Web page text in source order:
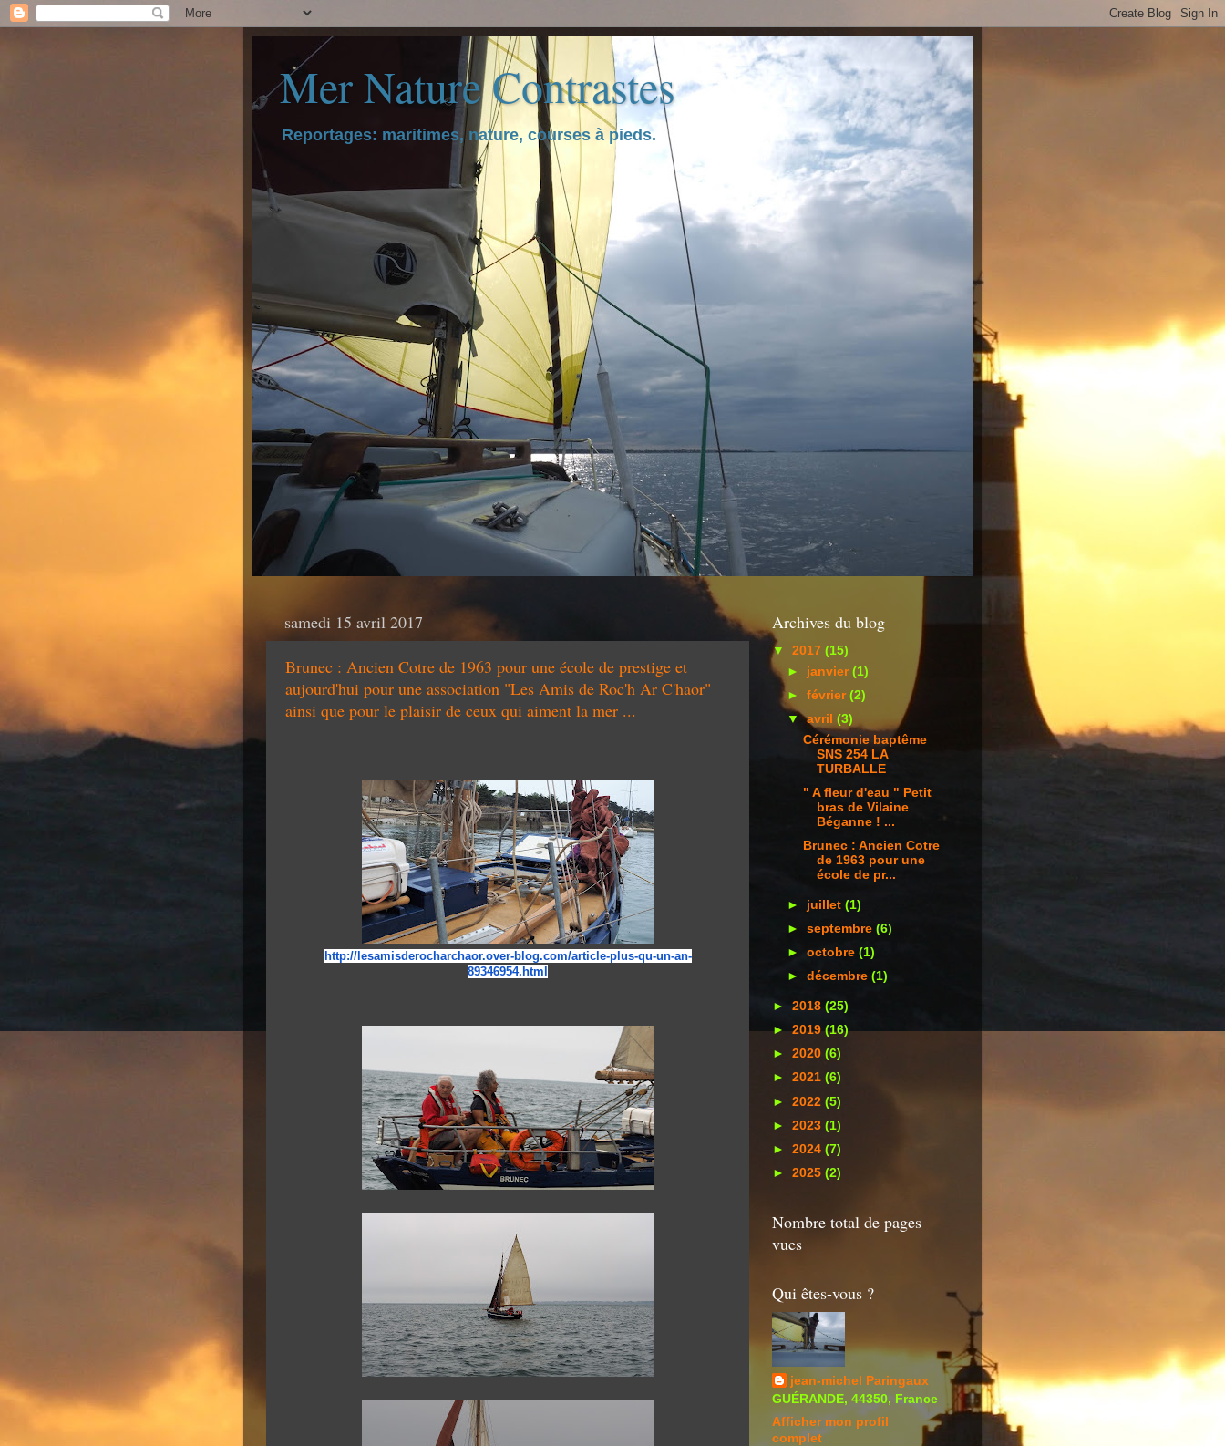
Mer Nature Contrastes
Reportages: maritimes, nature, courses à pieds.
samedi 15 avril 2017
Brunec : Ancien Cotre de 1963 pour une école de prestige et
aujourd'hui pour une association "Les Amis de Roc'h Ar C'haor"
ainsi que pour le plaisir de ceux qui aiment la mer ...
http://lesamisderocharchaor.over-blog.com/article-plus-qu-un-an-
89346954.html
Archives du blog
▼ 2017 (15)
► janvier(1)
►février(2)
▼avril(3)
Cérémonie baptême
SNS 254 LA
TURBALLE
" A fleur d'eau " Petit
bras de Vilaine
Béganne ! ...
Brunec : Ancien Cotre
de 1963 pour une
école de pr...
► juillet(1)
►septembre(6)
►octobre(1)
►décembre(1)
► 2018 (25)
►2019(16)
► 2020 (6)
► 2021 (6)
► 2022 (5)
► 2023 (1)
► 2024 (7)
► 2025 (2)
Nombre total de pages
vues
Qui êtes-vous ?
jean-michel Paringaux
GUÉRANDE, 44350, France
Afficher mon profil
complet